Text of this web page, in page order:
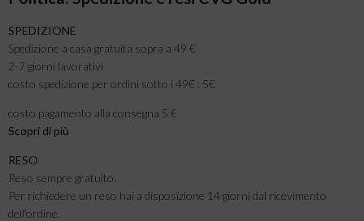
SPEDIZIONE
Spedizione a casa gratuita sopra a 49 €
2-7 giorni lavorativi
costo spedizione per ordini sotto i 49€ : 5€
costo pagamento alla consegna 5 €
Scopri di più
RESO
Reso sempre gratuito.
Per richiedere un reso hai a disposizione 14 giorni dal ricevimento
dell’ordine.